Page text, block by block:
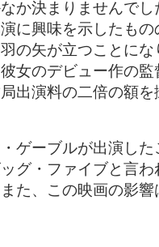
か決まりませんで
に興味を示したも
の矢が立つことに
女のデビュー作の
出演料の二倍の額
ゲーブルが出演し
グ・ファイブと言
た、この映画の影